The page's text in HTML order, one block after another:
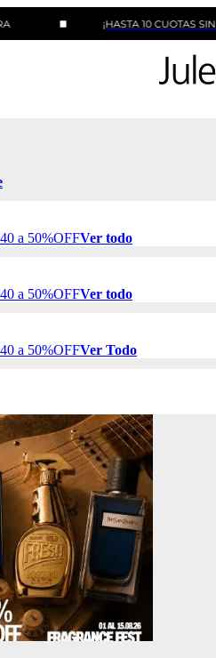
¡HASTA 10 CUOTAS SIN INTERÉS!
40 a 50%OFFVer todo
40 a 50%OFFVer todo
40 a 50%OFFVer Todo